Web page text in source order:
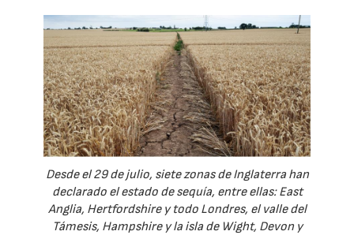
Desde el 29 de julio, siete zonas de Inglaterra han
declarado el estado de sequía, entre ellas: East
Anglia, Hertfordshire y todo Londres, el valle del
Támesis, Hampshire y la isla de Wight, Devon y